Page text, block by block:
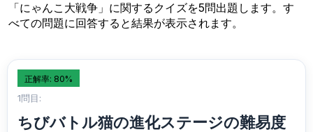
「にゃんこ大戦争」に関するクイズを5問出題します。す
べての問題に回答すると結果が表示されます。
正解率: 80%
1問目:
ちびバトル猫の進化ステージの難易度